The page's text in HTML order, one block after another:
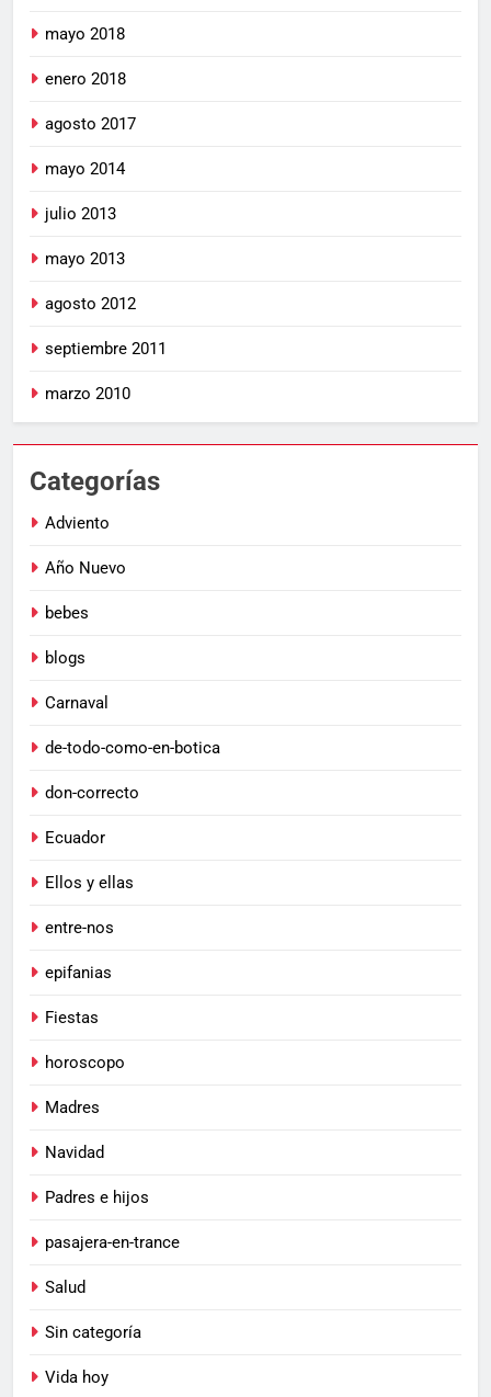
mayo 2018
enero 2018
agosto 2017
mayo 2014
julio 2013
mayo 2013
agosto 2012
septiembre 2011
marzo 2010
Categorías
Adviento
Año Nuevo
bebes
blogs
Carnaval
de-todo-como-en-botica
don-correcto
Ecuador
Ellos y ellas
entre-nos
epifanias
Fiestas
horoscopo
Madres
Navidad
Padres e hijos
pasajera-en-trance
Salud
Sin categoría
Vida hoy